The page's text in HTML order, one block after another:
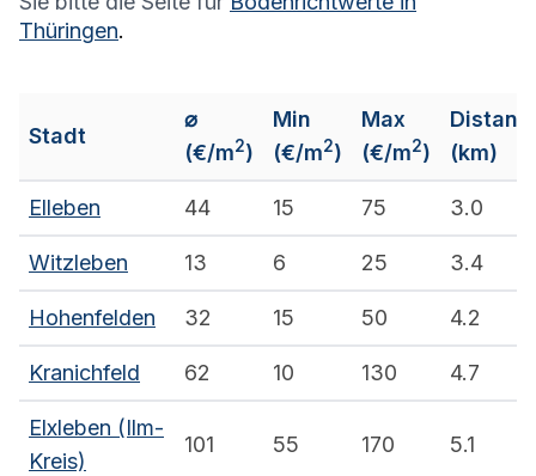
Thüringen.
Stadt
⌀
(€/m2)
Min
(€/m2)
Max
(€/m2)
Distanz
(km)
Elleben 44 15 75 3.0
Witzleben 13 6 25 3.4
Hohenfelden 32 15 50 4.2
Kranichfeld 62 10 130 4.7
Elxleben (Ilm-
Kreis)
101 55 170 5.1